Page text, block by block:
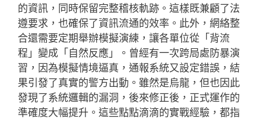
的資訊，同時保留完整稽核軌跡。這樣既兼顧了法
遵要求，也確保了資訊流通的效率。此外，網絡整
合還需要定期舉辦模擬演練，讓各單位從「背流
程」變成「自然反應」。曾經有一次跨局處防暴演
習，因為模擬情境逼真，通報系統又設定錯誤，結
果引發了真實的警方出動。雖然是烏龍，但也因此
發現了系統邏輯的漏洞，後來修正後，正式運作的
準確度大幅提升。這些點點滴滴的實戰經驗，都指